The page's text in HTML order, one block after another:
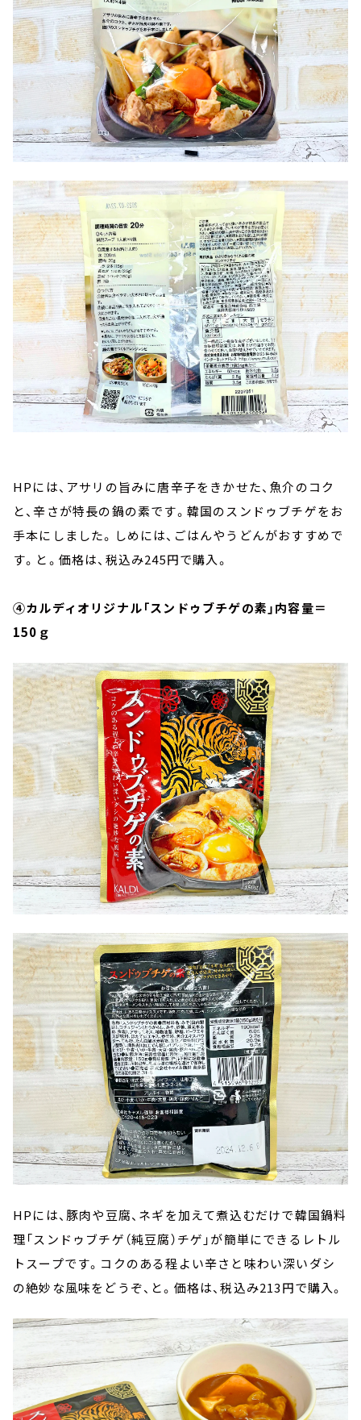
HPには、アサリの旨みに唐辛子をきかせた、魚介のコク
と、辛さが特長の鍋の素です。韓国のスンドゥブチゲをお
手本にしました。しめには、ごはんやうどんがおすすめで
す。と。価格は、税込み245円で購入。
④カルディオリジナル「スンドゥブチゲの素」内容量＝
150ｇ
HPには、豚肉や豆腐、ネギを加えて煮込むだけで韓国鍋料
理「スンドゥブチゲ（純豆腐）チゲ」が簡単にできるレトル
トスープです。コクのある程よい辛さと味わい深いダシ
の絶妙な風味をどうぞ、と。価格は、税込み213円で購入。